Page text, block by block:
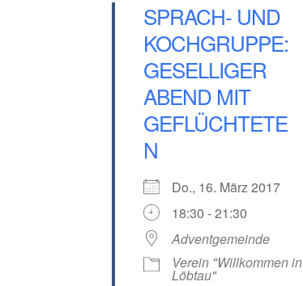
SPRACH- UND
KOCHGRUPPE:
GESELLIGER
ABEND MIT
GEFLÜCHTETE
N
Do., 16. März 2017
18:30 - 21:30
Adventgemeinde
Verein "Willkommen in
Löbtau"